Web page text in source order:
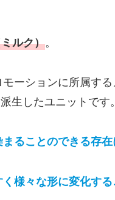
ルク）。
ーションに所属す
生したユニットです。
ることのできる存在
様々な形に変化す